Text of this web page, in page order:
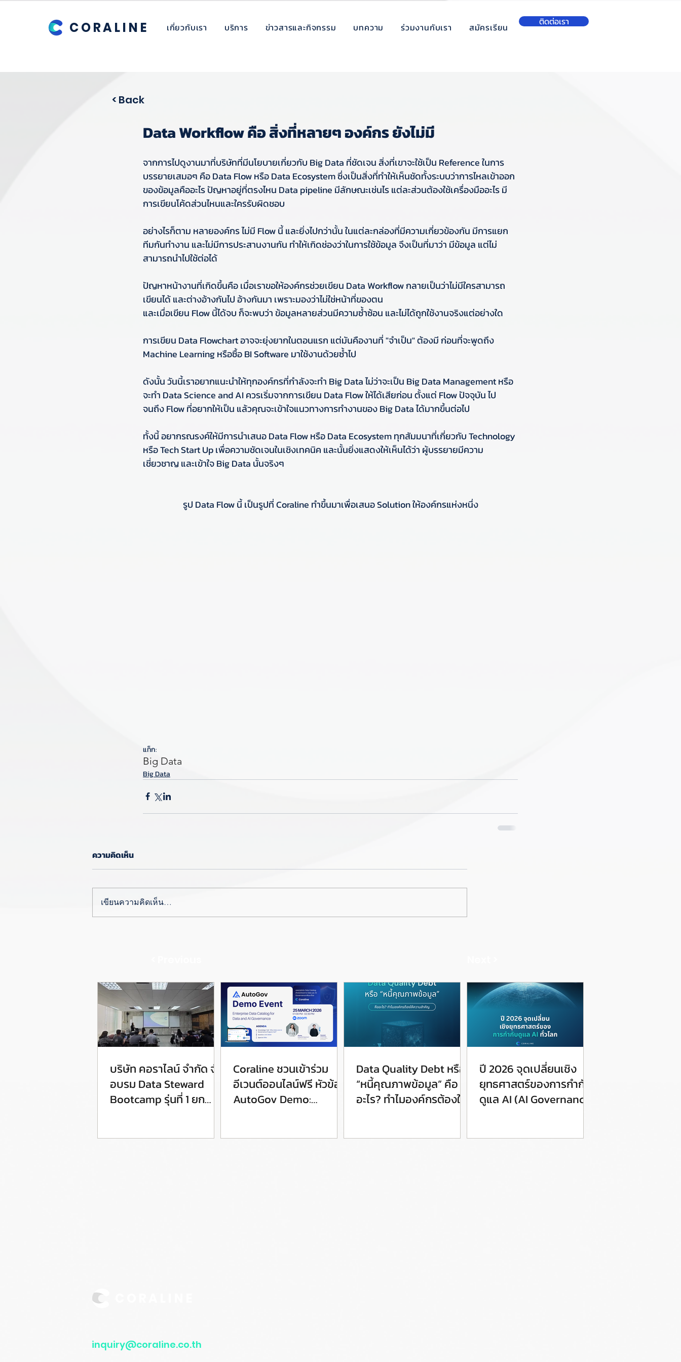
CORALINE เกี่ยวกับเรา บริการ ข่าวสารและกิจกรรม บทความ ร่วมงานกับเรา สมัครเรียน ติดต่อเรา
< Back
Data Workflow คือ สิ่งที่หลายๆ องค์กร ยังไม่มี
จากการไปดูงานมาที่บริษัทที่มีนโยบายเกี่ยวกับ Big Data ที่ชัดเจน สิ่งที่เขาจะใช้เป็น Reference ในการ
บรรยายเสมอๆ คือ Data Flow หรือ Data Ecosystem ซึ่งเป็นสิ่งที่ทำให้เห็นชัดทั้งระบบว่าการไหลเข้าออก
ของข้อมูลคืออะไร ปัญหาอยู่ที่ตรงไหน Data pipeline มีลักษณะเช่นไร แต่ละส่วนต้องใช้เครื่องมืออะไร มี
การเขียนโค้ดส่วนไหนและใครรับผิดชอบ
อย่างไรก็ตาม หลายองค์กร ไม่มี Flow นี้ และยิ่งไปกว่านั้น ในแต่ละกล่องที่มีความเกี่ยวข้องกัน มีการแยก
ทีมกันทำงาน และไม่มีการประสานงานกัน ทำให้เกิดช่องว่าในการใช้ข้อมูล จึงเป็นที่มาว่า มีข้อมูล แต่ไม่
สามารถนำไปใช้ต่อได้
ปัญหาหน้างานที่เกิดขึ้นคือ เมื่อเราขอให้องค์กรช่วยเขียน Data Workflow กลายเป็นว่าไม่มีใครสามารถ
เขียนได้ และต่างอ้างกันไป อ้างกันมา เพราะมองว่าไม่ใช่หน้าที่ของตน
และเมื่อเขียน Flow นี้ได้จบ ก็จะพบว่า ข้อมูลหลายส่วนมีความซ้ำซ้อน และไม่ได้ถูกใช้งานจริงแต่อย่างใด
การเขียน Data Flowchart อาจจะยุ่งยากในตอนแรก แต่มันคืองานที่ "จำเป็น" ต้องมี ก่อนที่จะพูดถึง
Machine Learning หรือซื้อ BI Software มาใช้งานด้วยซ้ำไป
ดังนั้น วันนี้เราอยากแนะนำให้ทุกองค์กรที่กำลังจะทำ Big Data ไม่ว่าจะเป็น Big Data Management หรือ
จะทำ Data Science and AI ควรเริ่มจากการเขียน Data Flow ให้ได้เสียก่อน ตั้งแต่ Flow ปัจจุบัน ไป
จนถึง Flow ที่อยากให้เป็น แล้วคุณจะเข้าใจแนวทางการทำงานของ Big Data ได้มากขึ้นต่อไป
ทั้งนี้ อยากรณรงค์ให้มีการนำเสนอ Data Flow หรือ Data Ecosystem ทุกสัมมนาที่เกี่ยวกับ Technology
หรือ Tech Start Up เพื่อความชัดเจนในเชิงเทคนิค และนั้นยิ่งแสดงให้เห็นได้ว่า ผู้บรรยายมีความ
เชี่ยวชาญ และเข้าใจ Big Data นั้นจริงๆ
รูป Data Flow นี้ เป็นรูปที่ Coraline ทำขึ้นมาเพื่อเสนอ Solution ให้องค์กรแห่งหนึ่ง
แท็ก:
Big Data
Big Data
ความคิดเห็น
เขียนความคิดเห็น…
บริษัท คอราไลน์ จำกัด จัด
อบรม Data Steward
Bootcamp รุ่นที่ 1 ยก
Coraline ชวนเข้าร่วม
อีเวนต์ออนไลน์ฟรี หัวข้อ
AutoGov Demo:
Data Quality Debt หรือ
“หนี้คุณภาพข้อมูล” คือ
อะไร? ทำไมองค์กรต้องให้
ปี 2026 จุดเปลี่ยนเชิง
ยุทธศาสตร์ของการกำกับ
ดูแล AI (AI Governance)
inquiry@coraline.co.th